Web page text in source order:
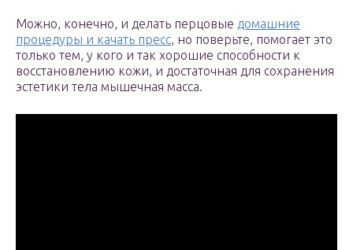
Можно, конечно, и делать перцовые домашние
процедуры и качать пресс, но поверьте, помогает это
только тем, у кого и так хорошие способности к
восстановлению кожи, и достаточная для сохранения
эстетики тела мышечная масса.